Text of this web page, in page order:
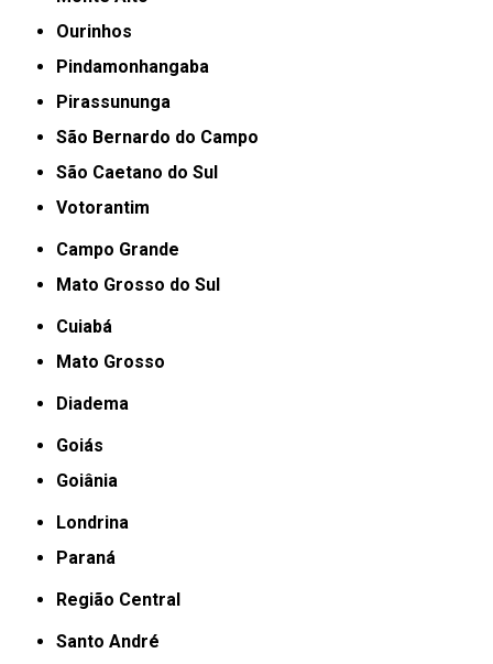
Ourinhos
Pindamonhangaba
Pirassununga
São Bernardo do Campo
São Caetano do Sul
Votorantim
Campo Grande
Mato Grosso do Sul
Cuiabá
Mato Grosso
Diadema
Goiás
Goiânia
Londrina
Paraná
Região Central
Santo André